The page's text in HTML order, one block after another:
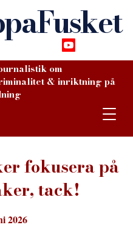
om
& inriktning på
fokusera på
tack!
2026